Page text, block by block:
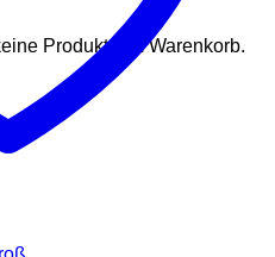
Produkte im Warenkorb.